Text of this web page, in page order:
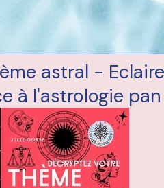
astral -
à l'astrologie